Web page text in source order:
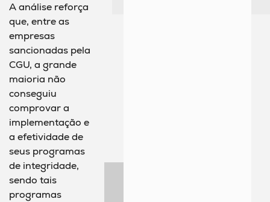
A análise reforça
que, entre as
empresas
sancionadas pela
CGU, a grande
maioria não
conseguiu
comprovar a
implementação e
a efetividade de
seus programas
de integridade,
sendo tais
programas